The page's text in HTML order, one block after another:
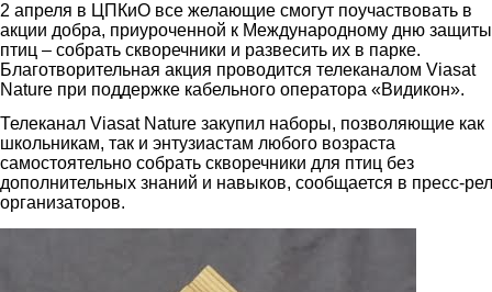
2 апреля в ЦПКиО все желающие смогут поучаствовать в
акции добра, приуроченной к Международному дню защиты
птиц – собрать скворечники и развесить их в парке.
Благотворительная акция проводится телеканалом Viasat
Nature при поддержке кабельного оператора «Видикон».
Телеканал Viasat Nature закупил наборы, позволяющие как
школьникам, так и энтузиастам любого возраста
самостоятельно собрать скворечники для птиц без
дополнительных знаний и навыков, сообщается в пресс-
организаторов.